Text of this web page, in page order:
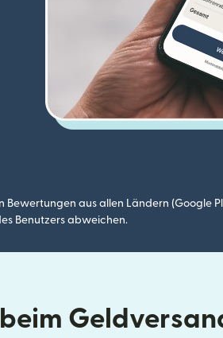
aus allen Ländern (Google
Benutzers abweichen.